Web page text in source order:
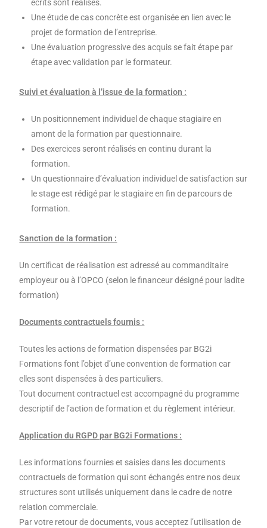
écrits sont réalisés.
Une étude de cas concrète est organisée en lien avec le
projet de formation de l’entreprise.
Une évaluation progressive des acquis se fait étape par
étape avec validation par le formateur.
Suivi et évaluation à l’issue de la formation :
Un positionnement individuel de chaque stagiaire en
amont de la formation par questionnaire.
Des exercices seront réalisés en continu durant la
formation.
Un questionnaire d’évaluation individuel de satisfaction sur
le stage est rédigé par le stagiaire en fin de parcours de
formation.
Sanction de la formation :
Un certificat de réalisation est adressé au commanditaire
employeur ou à l’OPCO (selon le financeur désigné pour ladite
formation)
Documents contractuels fournis :
Toutes les actions de formation dispensées par BG2i
Formations font l’objet d’une convention de formation car
elles sont dispensées à des particuliers.
Tout document contractuel est accompagné du programme
descriptif de l’action de formation et du règlement intérieur.
Application du RGPD par BG2i Formations :
Les informations fournies et saisies dans les documents
contractuels de formation qui sont échangés entre nos deux
structures sont utilisés uniquement dans le cadre de notre
relation commerciale.
Par votre retour de documents, vous acceptez l’utilisation de